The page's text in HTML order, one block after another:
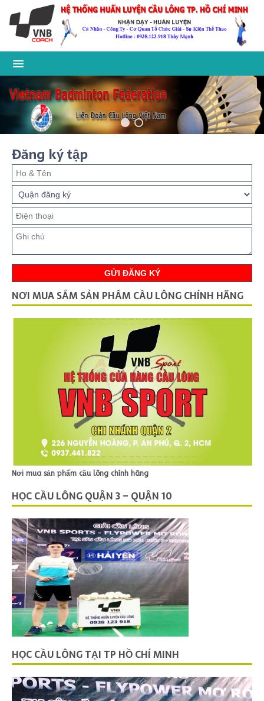
Đăng ký tập
NƠI MUA SẮM SẢN PHẨM CẦU LÔNG CHÍNH HÃNG
Nơi mua sản phẩm cầu lông chính hãng
HỌC CẦU LÔNG QUẬN 3 – QUẬN 10
HỌC CẦU LÔNG TẠI TP HỒ CHÍ MINH